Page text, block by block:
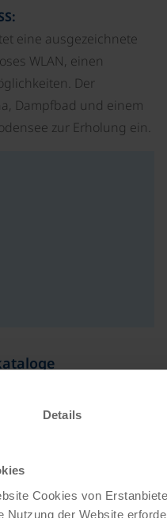
Details
Cookies von
Nutzung der Website
eine ausgezeichnete
WLAN, einen
Der
Dampfbad und einem
zur Erholung ein.